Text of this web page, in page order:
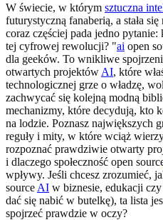
W świecie, w którym sztuczna
futurystyczną fanaberią, a stała
coraz częściej pada jedno
tej cyfrowej rewolucji? "ai open
dla geeków. To wnikliwe
otwartych projektów AI, które
technologicznej grze o władzę,
zachwycać się kolejną modną
mechanizmy, które decydują, kto
na lodzie. Poznasz największych
reguły i mity, w które wciąż
rozpoznać prawdziwie otwarty
i dlaczego społeczność open
wpływy. Jeśli chcesz zrozumieć,
source AI w biznesie, edukacji
dać się nabić w butelkę), ta lista
spojrzeć prawdzie w oczy?